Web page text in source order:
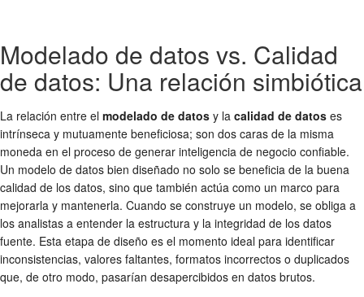
Modelado de datos vs. Calidad
de datos: Una relación simbiótica
La relación entre el modelado de datos y la calidad de datos es
intrínseca y mutuamente beneficiosa; son dos caras de la misma
moneda en el proceso de generar inteligencia de negocio confiable.
Un modelo de datos bien diseñado no solo se beneficia de la buena
calidad de los datos, sino que también actúa como un marco para
mejorarla y mantenerla. Cuando se construye un modelo, se obliga a
los analistas a entender la estructura y la integridad de los datos
fuente. Esta etapa de diseño es el momento ideal para identificar
inconsistencias, valores faltantes, formatos incorrectos o duplicados
que, de otro modo, pasarían desapercibidos en datos brutos.